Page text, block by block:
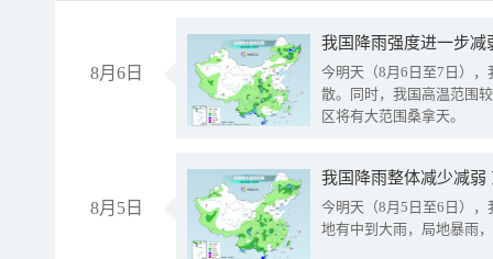
8月6日
今明天（8月6日至7日）
散。同时，我国高温范围
区将有大范围桑拿天。
8月5日
我国降雨整体减少减弱
今明天（8月5日至6日）
地有中到大雨，局地暴雨